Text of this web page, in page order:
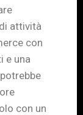
attività
con
e una
con un